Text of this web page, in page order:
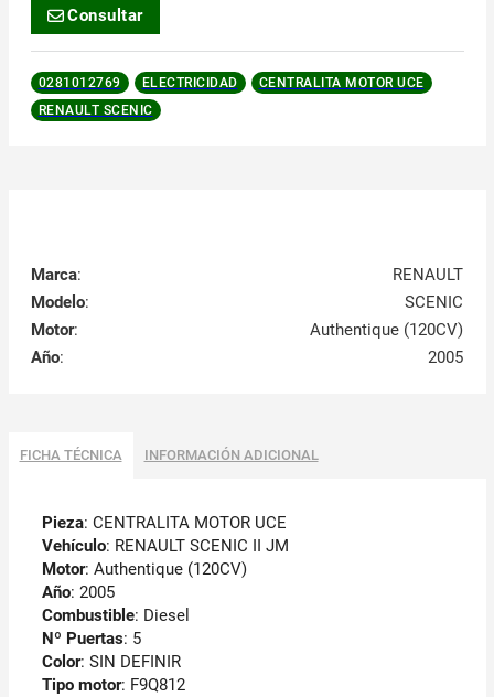
Consultar
0281012769 ELECTRICIDAD
CENTRALITA MOTOR UCE
RENAULT SCENIC
Marca:
RENAULT
Modelo:
SCENIC
Motor:
Authentique (120CV)
Año: 2005
FICHA TÉCNICA INFORMACIÓN ADICIONAL
Pieza: CENTRALITA MOTOR UCE
Vehículo: RENAULT SCENIC II JM
Motor: Authentique (120CV)
Año: 2005
Combustible: Diesel
Nº Puertas: 5
Color: SIN DEFINIR
Tipo motor: F9Q812